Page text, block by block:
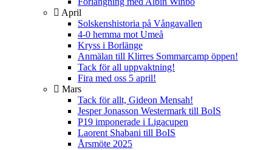
April
Solskenshistoria på Vångavallen
4-0 hemma mot Umeå
Kryss i Borlänge
Anmälan till Klirres Sommarcamp öppen!
Tack för all uppvaktning!
Fira med oss 5 april!
Mars
Tack för allt, Gideon Mensah!
Jesper Jonasson Westermark till BoIS
P19 imponerade i Ligacupen
Laorent Shabani till BoIS
Årsmöte 2025